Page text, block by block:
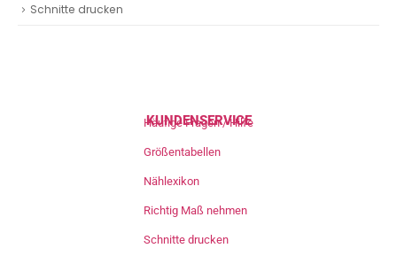
Schnitte drucken
KUNDENSERVICE
Häufige Fragen / Hilfe
Größentabellen
Nählexikon
Richtig Maß nehmen
Schnitte drucken